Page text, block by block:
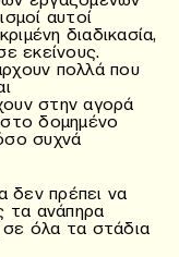
αυτοί
διαδικασία,
εκείνους.
πολλά που
στην αγορά
δομημένο
συχνά
δεν πρέπει να
τα ανάπηρα
όλα τα στάδια